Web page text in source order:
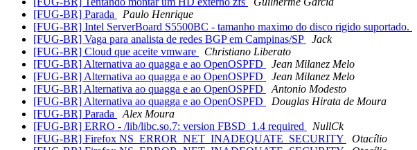
[FUG-BR] Parada
Paulo Henrique
[FUG-BR] Intel ServerBoard S5500BC - tamanho maximo do disco rigido suportado.
[FUG-BR] Vaga para analista de redes BGP em Campinas/SP
Jack
[FUG-BR] Cloud que aceite vmware
Christiano Liberato
[FUG-BR] Alternativa ao quagga e ao OpenOSPFD
Jean Milanez Melo
[FUG-BR] Alternativa ao quagga e ao OpenOSPFD
Jean Milanez Melo
[FUG-BR] Alternativa ao quagga e ao OpenOSPFD
Antonio Modesto
[FUG-BR] Alternativa ao quagga e ao OpenOSPFD
Douglas Hirata de Moura
[FUG-BR] Parada
Alex Moura
[FUG-BR] ERRO - /lib/libc.so.7: version FBSD_1.4 required
NullCk
[FUG-BR] Firefox NS_ERROR_NET_INADEQUATE_SECURITY
Otacílio